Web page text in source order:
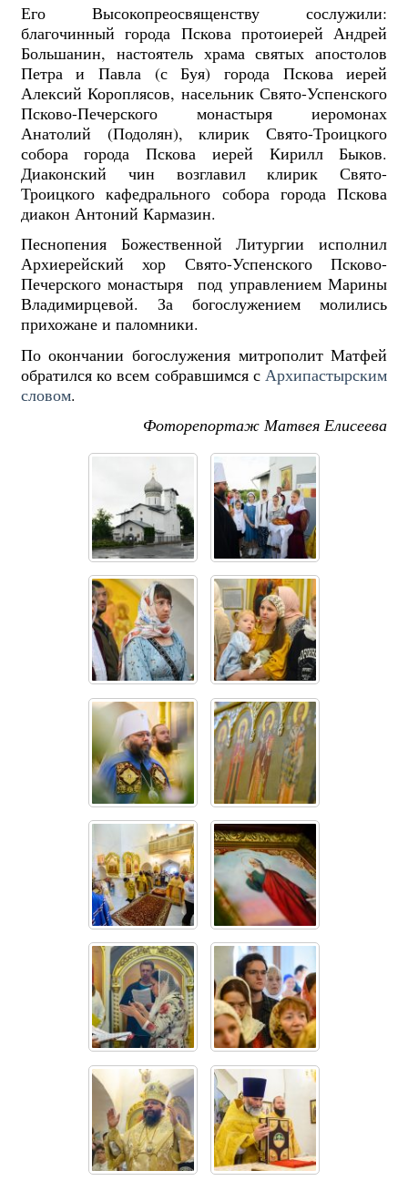
Его Высокопреосвященству сослужили:
благочинный города Пскова протоиерей Андрей
Большанин, настоятель храма святых апостолов
Петра и Павла (с Буя) города Пскова иерей
Алексий Короплясов, насельник Свято-Успенского
Псково-Печерского монастыря иеромонах
Анатолий (Подолян), клирик Свято-Троицкого
собора города Пскова иерей Кирилл Быков.
Диаконский чин возглавил клирик Свято-
Троицкого кафедрального собора города Пскова
диакон Антоний Кармазин.
Песнопения Божественной Литургии исполнил
Архиерейский хор Свято-Успенского Псково-
Печерского монастыря под управлением Марины
Владимирцевой. За богослужением молились
прихожане и паломники.
По окончании богослужения митрополит Матфей
обратился ко всем собравшимся с Архипастырским
словом.
Фоторепортаж Матвея Елисеева